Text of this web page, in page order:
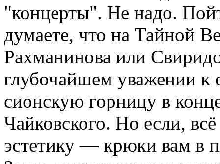
"концерты". Не надо.
думаете, что на Тайной
Рахманинова или
глубочайшем уважении
сионскую горницу в
Чайковского. Но если,
эстетику — крюки вам в